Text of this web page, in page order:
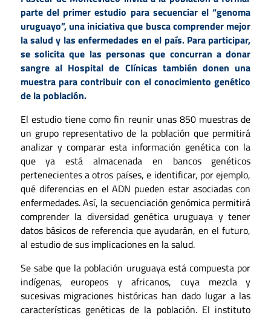
parte del primer estudio para secuenciar el “genoma
uruguayo”, una iniciativa que busca comprender mejor
la salud y las enfermedades en el país. Para participar,
se solicita que las personas que concurran a donar
sangre al Hospital de Clínicas también donen una
muestra para contribuir con el conocimiento genético
de la población.
El estudio tiene como fin reunir unas 850 muestras de
un grupo representativo de la población que permitirá
analizar y comparar esta información genética con la
que ya está almacenada en bancos genéticos
pertenecientes a otros países, e identificar, por ejemplo,
qué diferencias en el ADN pueden estar asociadas con
enfermedades. Así, la secuenciación genómica permitirá
comprender la diversidad genética uruguaya y tener
datos básicos de referencia que ayudarán, en el futuro,
al estudio de sus implicaciones en la salud.
Se sabe que la población uruguaya está compuesta por
indígenas, europeos y africanos, cuya mezcla y
sucesivas migraciones históricas han dado lugar a las
características genéticas de la población. El instituto